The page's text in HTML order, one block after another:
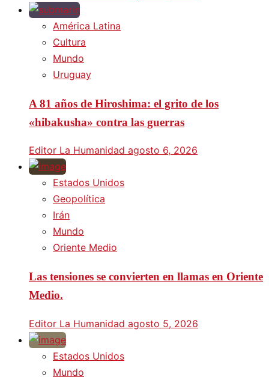
América Latina
Cultura
Mundo
Uruguay
A 81 años de Hiroshima: el grito de los
«hibakusha» contra las guerras
Editor La Humanidad agosto 6, 2026
Estados Unidos
Geopolítica
Irán
Mundo
Oriente Medio
Las tensiones se convierten en llamas en Oriente
Medio.
Editor La Humanidad agosto 5, 2026
Estados Unidos
Mundo